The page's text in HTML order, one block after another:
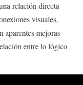
relación directa
visuales,
aparentes mejoras
entre lo lógico